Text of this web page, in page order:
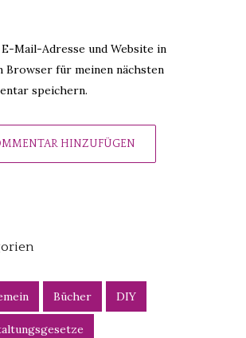
E-Mail-Adresse und Website in
Browser für meinen nächsten
speichern.
Bücher DIY